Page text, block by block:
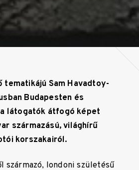
tematikájú Sam Havadtoy-
Budapesten és
látogatók átfogó képet
származású, világhírű
korszakairól.
származó, londoni születésű